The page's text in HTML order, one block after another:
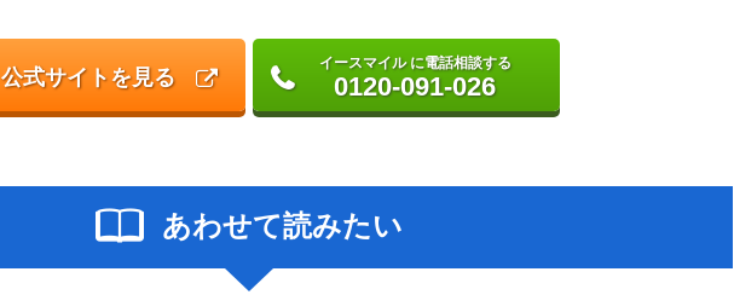
公式サイトを見る
イースマイル に電話相談する
0120-091-026
あわせて読みたい